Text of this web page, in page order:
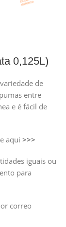
0,125L)
de
entre
e é fácil de
aqui>>>
iguais ou
para
correo